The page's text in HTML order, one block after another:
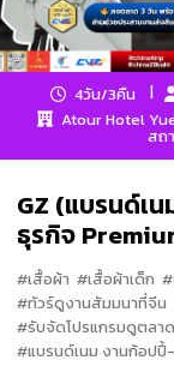
4วัน/3คืน
Atour Hotel
สถ
GZ (แบรนด์เ
ธุรกิจ
#เสื้อผ้า #เสื้อผ้าเด็ก
#ทัวร์ดูงานสัมมนาที่จีน
#รับจัดโปรแกรมดูตลา
#แบรนด์เนม งานก้อปปี้